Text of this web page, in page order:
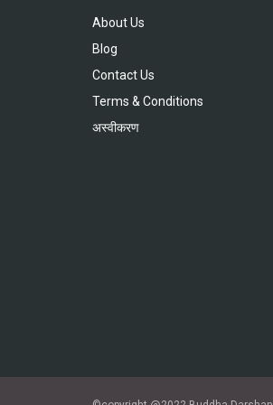
About Us
Blog
Contact Us
Terms & Conditions
अस्वीकरण